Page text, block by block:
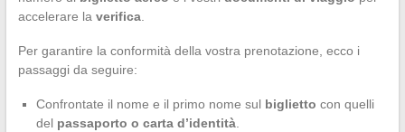
accelerare la verifica.
Per garantire la conformità della vostra prenotazione, ecco i
passaggi da seguire:
Confrontate il nome e il primo nome sul biglietto con quelli
del passaporto o carta d’identità.